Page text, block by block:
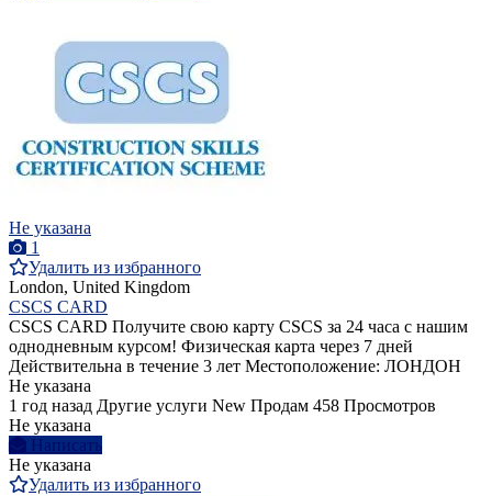
Не указана
1
Удалить из избранного
London, United Kingdom
CSCS CARD
CSCS CARD Получите свою карту CSCS за 24 часа с нашим
однодневным курсом! Физическая карта через 7 дней
Действительна в течение 3 лет Местоположение: ЛОНДОН
Не указана
1 год назад Другие услуги New Продам 458 Просмотров
Не указана
Написать
Не указана
Удалить из избранного